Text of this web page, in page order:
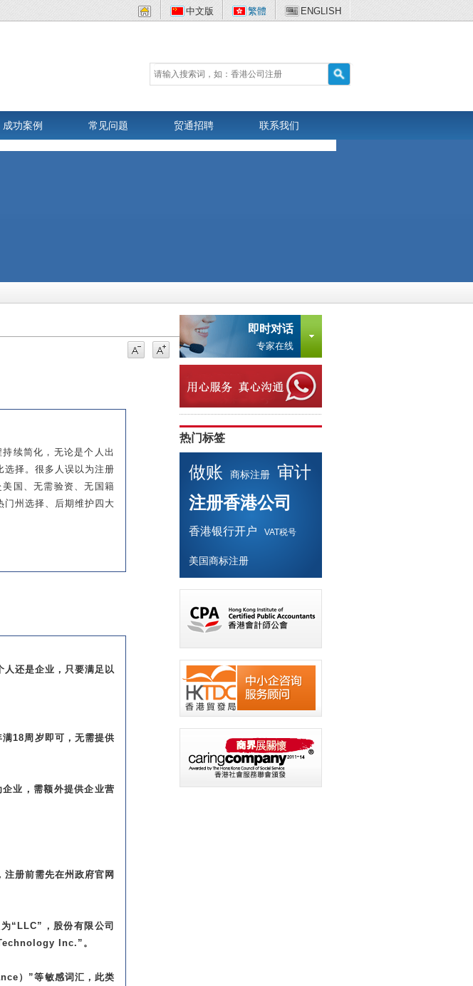
中文版 繁體 ENGLISH
成功案例 常见问题 贸通招聘 联系我们
续简化，无论是个人出
选择。很多人误以为注册
国、无需验资、无国籍
门州选择、后期维护四大
还是企业，只要满足以
18周岁即可，无需提供
业，需额外提供企业营
册前需先在州政府官网
“LLC”，股份有限公司
Inc.”。
）”等敏感词汇，此类
即时对话
专家在线
热门标签
做账 商标注册
审计
注册香港公司
香港银行开户 VAT税号
美国商标注册